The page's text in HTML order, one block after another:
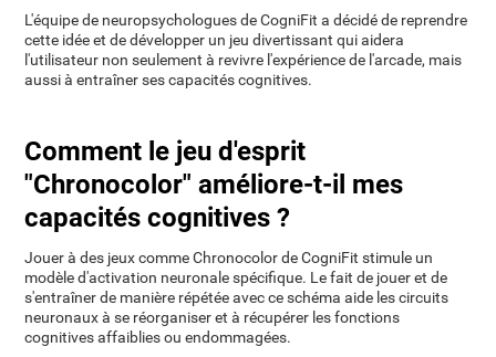
L'équipe de neuropsychologues de CogniFit a décidé de reprendre
cette idée et de développer un jeu divertissant qui aidera
l'utilisateur non seulement à revivre l'expérience de l'arcade, mais
aussi à entraîner ses capacités cognitives.
Comment le jeu d'esprit
"Chronocolor" améliore-t-il mes
capacités cognitives ?
Jouer à des jeux comme Chronocolor de CogniFit stimule un
modèle d'activation neuronale spécifique. Le fait de jouer et de
s'entraîner de manière répétée avec ce schéma aide les circuits
neuronaux à se réorganiser et à récupérer les fonctions
cognitives affaiblies ou endommagées.